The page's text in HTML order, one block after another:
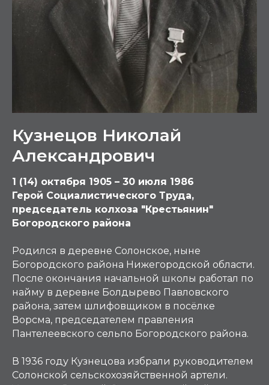
Кузнецов Николай
Александрович
1 (14) октября 1905 – 30 июля 1986
Герой Социалистического Труда,
председатель колхоза "Крестьянин"
Богородского района
Родился в деревне Солонское, ныне
Богородского района Нижегородской области.
После окончания начальной школы работал по
найму в деревне Болдырево Павловского
района, затем шлифовщиком в посёлке
Ворсма, председателем правления
Пантелеевского сельпо Богородского района.
В 1936 году Кузнецова избрали руководителем
Солонской сельскохозяйственной артели.